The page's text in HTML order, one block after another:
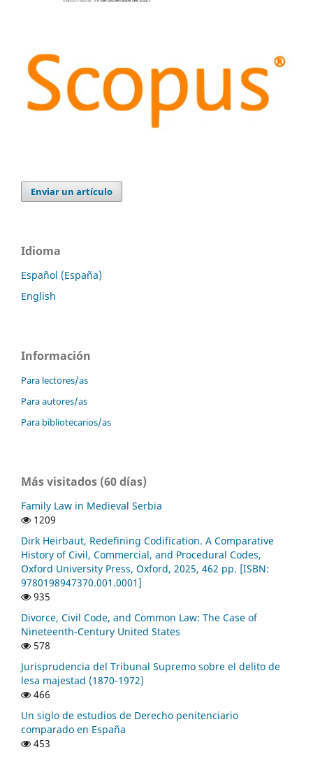
Enviar un artículo
Idioma
Español (España)
English
Información
Para lectores/as
Para autores/as
Para bibliotecarios/as
Más visitados (60 días)
Family Law in Medieval Serbia
1209
Dirk Heirbaut, Redefining Codification. A Comparative
History of Civil, Commercial, and Procedural Codes,
Oxford University Press, Oxford, 2025, 462 pp. [ISBN:
9780198947370.001.0001]
935
Divorce, Civil Code, and Common Law: The Case of
Nineteenth-Century United States
578
Jurisprudencia del Tribunal Supremo sobre el delito de
lesa majestad (1870-1972)
466
Un siglo de estudios de Derecho penitenciario
comparado en España
453